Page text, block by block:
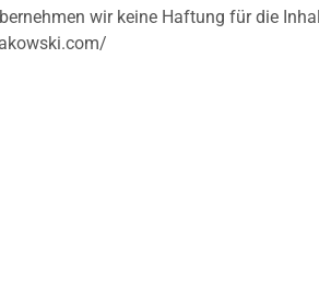
wir keine Haftung für die